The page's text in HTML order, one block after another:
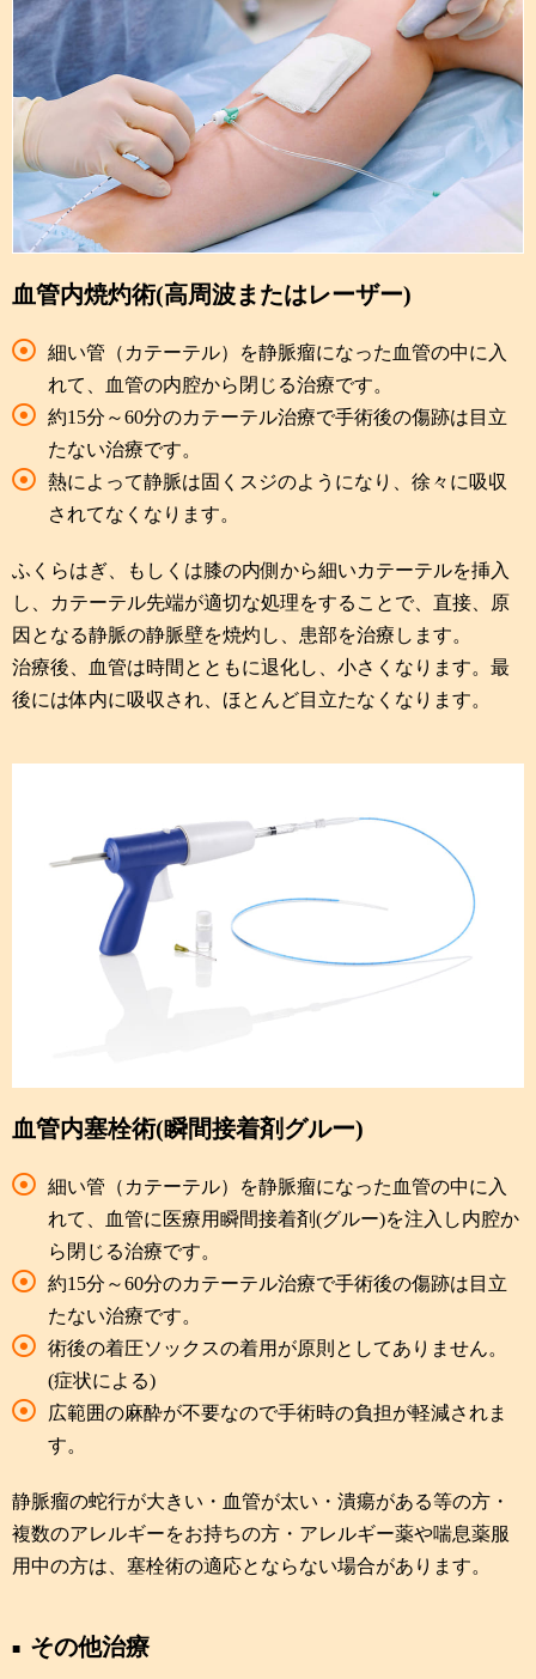
血管内焼灼術(高周波またはレーザー)
細い管（カテーテル）を静脈瘤になった血管の中に入
れて、血管の内腔から閉じる治療です。
約15分～60分のカテーテル治療で手術後の傷跡は目立
たない治療です。
熱によって静脈は固くスジのようになり、徐々に吸収
されてなくなります。
ふくらはぎ、もしくは膝の内側から細いカテーテルを挿入
し、カテーテル先端が適切な処理をすることで、直接、原
因となる静脈の静脈壁を焼灼し、患部を治療します。
治療後、血管は時間とともに退化し、小さくなります。最
後には体内に吸収され、ほとんど目立たなくなります。
血管内塞栓術(瞬間接着剤グルー)
細い管（カテーテル）を静脈瘤になった血管の中に入
れて、血管に医療用瞬間接着剤(グルー)を注入し内腔か
ら閉じる治療です。
約15分～60分のカテーテル治療で手術後の傷跡は目立
たない治療です。
術後の着圧ソックスの着用が原則としてありません。
(症状による)
広範囲の麻酔が不要なので手術時の負担が軽減されま
す。
静脈瘤の蛇行が大きい・血管が太い・潰瘍がある等の方・
複数のアレルギーをお持ちの方・アレルギー薬や喘息薬服
用中の方は、塞栓術の適応とならない場合があります。
その他治療